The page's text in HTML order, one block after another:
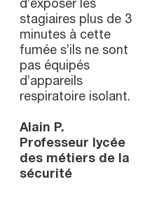
d’exposer les
stagiaires plus de 3
minutes à cette
fumée s’ils ne sont
pas équipés
d’appareils
respiratoire isolant.
Alain P.
Professeur lycée
des métiers de la
sécurité